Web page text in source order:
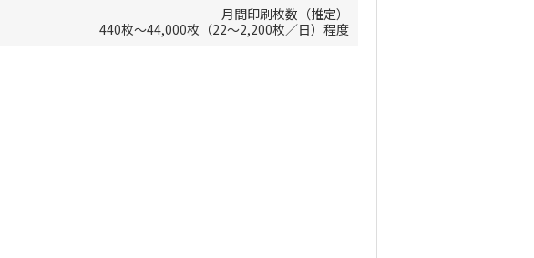
月間印刷枚数（推定）
440枚～44,000枚（22～2,200枚／日）程度